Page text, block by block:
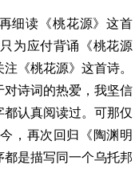
细读《桃花源》这首
为应付背诵《桃花源
《桃花源》这首诗。
诗词的热爱，我坚信
认真阅读过。可那仅
，再次回归《陶渊明
是描写同一个乌托邦